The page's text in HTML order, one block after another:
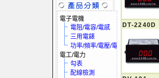
電子電機
電阻/電容/電感
三用電錶
功率/頻率/電壓/電流
電工/電力
勾表
配線檢測
DT-2240D